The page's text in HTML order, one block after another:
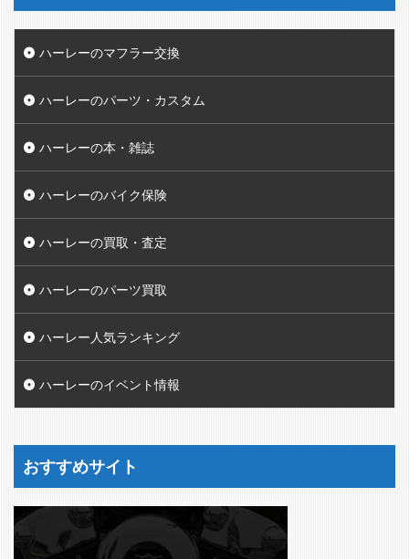
ハーレーのマフラー交換
ハーレーのパーツ・カスタム
ハーレーの本・雑誌
ハーレーのバイク保険
ハーレーの買取・査定
ハーレーのパーツ買取
ハーレー人気ランキング
ハーレーのイベント情報
おすすめサイト